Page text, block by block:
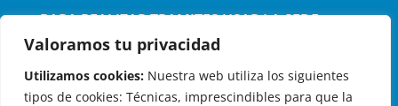
Valoramos tu privacidad
Utilizamos cookies: Nuestra web utiliza los siguientes
tipos de cookies: Técnicas, imprescindibles para que la
PARA REALIZAR TRAMITES USAR LA SEDE
ELECTRONICA (pinchar aquí)